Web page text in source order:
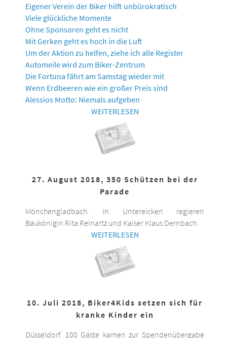
Eigener Verein der Biker hilft unbürokratisch
Viele glückliche Momente
Ohne Sponsoren geht es nicht
Mit Gerken geht es hoch in die Luft
Um der Aktion zu helfen, ziehe ich alle Register
Automeile wird zum Biker-Zentrum
Die Fortuna fährt am Samstag wieder mit
Wenn Erdbeeren wie ein großer Preis sind
Alessios Motto: Niemals aufgeben
WEITERLESEN
27. August 2018, 350 Schützen bei der
Parade
Mönchengladbach. In Untereicken regieren
Bäukönigin Rita Reinartz und Kaiser Klaus Dernbach.
WEITERLESEN
10. Juli 2018, Biker4Kids setzen sich für
kranke Kinder ein
Düsseldorf. 100 Gäste kamen zur Spendenübergabe